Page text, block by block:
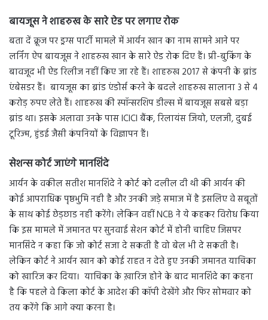
बायजूस ने शाहरुख के सारे ऐड पर लगाए रोक
बता दें क्रूज पर ड्रग्स पार्टी मामले में आर्यन खान का नाम सामने आने पर
लर्निंग ऐप बायजूस ने शाहरुख खान के सारे ऐड रोक दिए हैं। प्री-बुकिंग के
बावजूद भी ऐड रिलीज नहीं किए जा रहे हैं। शाहरुख 2017 से कंपनी के ब्रांड
एंबेसडर हैं। बायजूस का ब्रांड एंडोर्स करने के बदले शाहरुख सालाना 3 से 4
करोड़ रुपए लेते हैं। शाहरुख की स्पॉन्सरशिप डील्स में बायजूस सबसे बड़ा
ब्रांड था। इसके अलावा उनके पास ICICI बैंक, रिलायंस जियो, एलजी, दुबई
टूरिज्म, हुंडई जैसी कंपनियों के विज्ञापन हैं।
सेशन्स कोर्ट जाएंगे मानशिंदे
आर्यन के वकील सतीश मानशिंदे ने कोर्ट को दलील दी थी की आर्यन की
कोई आपराधिक पृष्ठभुमि नही है और उनकी जड़े समाज में है इसलिए वे सबूतों
के साथ कोई छेड़छाड नही करेंगे। लेकिन वहीं NCB ने ये कहकर विरोध किया
कि इस मामले में जमानत पर सुनवाई सेशन कोर्ट में होनी चाहिए जिसपर
मानसिंदे न कहा कि जो कोर्ट सजा दे सकती है वो बेल भी दे सकती है।
लेकिन कोर्ट ने आर्यन खान को कोई राहत न देते हुए उनकी जमानत याचिका
को खारिज कर दिया। याचिका के ख़ारिज होने के बाद मानशिंदे का कहना
है कि पहले वे किला कोर्ट के आदेश की कॉपी देखेंगे और फिर सोमवार को
तय करेंगे कि आगे क्या करना है।